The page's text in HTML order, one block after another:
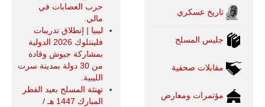
تاريخ عسكري
جليس المسلح
مقابلات صحفية
مؤتمرات ومعارض
حرب العصابات في
مالي.
ليبيا | إنطلاق تدريبات
فلينتلوك 2026 الدولية
بمشاركة جيوش وقادة
من 30 دولة بمدينة سرت
الليبية.
تهنئة المسلح بعيد الفطر
المبارك 1447 هـ /